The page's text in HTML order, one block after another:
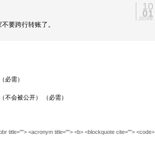
10
01
2019年
要跨行转账了。
必需）
不会被公开） （必需）
title=""> <acronym title=""> <b> <blockquote cite=""> <code>